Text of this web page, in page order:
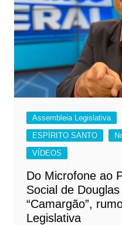
Assembleia Legislativa
ESPÍRITO SANTO
VÍDEOS
Do Microfone ao
Social de
“Camargão”,
Legislativa